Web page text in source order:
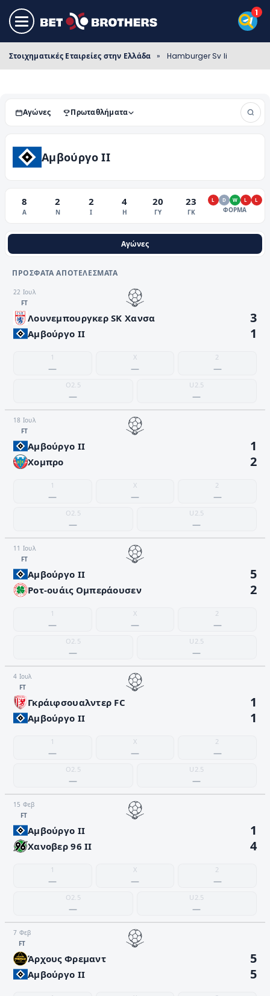
Στοιχηματικές Εταιρείες στην Ελλάδα » Hamburger Sv Ii
Αγώνες Πρωταθλήματα
Αμβούργο II
8
Α
2
Ν
2
Ι
4
Η
20
ΓΥ
23
ΓΚ
L D W L L
ΦΟΡΜΑ
Αγώνες
ΠΡΌΣΦΑΤΑ ΑΠΟΤΕΛΈΣΜΑΤΑ
22 Ιουλ
FΤ
Λουνεμπουργκερ SK Χανσα 3
Αμβούργο II 1
1
—
X
—
2
—
O2.5
—
U2.5
—
18 Ιουλ
FΤ
Αμβούργο II 1
Χομπρο 2
1
—
X
—
2
—
O2.5
—
U2.5
—
11 Ιουλ
FΤ
Αμβούργο II 5
Ροτ-ουάις Ομπεράουσεν 2
1
—
X
—
2
—
O2.5
—
U2.5
—
4 Ιουλ
FΤ
Γκράιφσουαλντερ FC 1
Αμβούργο II 1
1
—
X
—
2
—
O2.5
—
U2.5
—
15 Φεβ
FΤ
Αμβούργο II 1
Χανοβερ 96 II 4
1
—
X
—
2
—
O2.5
—
U2.5
—
7 Φεβ
FΤ
Άρχους Φρεμαντ 5
Αμβούργο II 5